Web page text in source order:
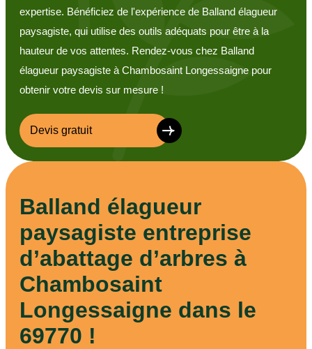
expertise. Bénéficiez de l'expérience de Balland élagueur
paysagiste, qui utilise des outils adéquats pour être à la
hauteur de vos attentes. Rendez-vous chez Balland
élagueur paysagiste à Chambosaint Longessaigne pour
obtenir votre devis sur mesure !
Devis gratuit
Balland élagueur
paysagiste entreprise
d’abattage d’arbres à
Chambosaint
Longessaigne dans le
69770 !